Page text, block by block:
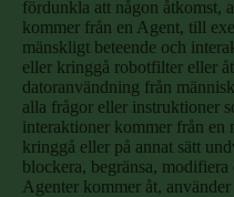
fördunkla att någon åtkomst,
kommer från en Agent, till
mänskligt beteende och
eller kringgå robotfilter eller
datoranvändning från
alla frågor eller instruktioner
interaktioner kommer från en
kringgå eller på annat sätt
blockera, begränsa,
Agenter kommer åt,